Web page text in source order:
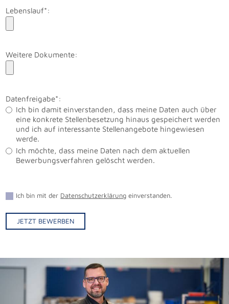
Lebenslauf*:
Weitere Dokumente:
Datenfreigabe*:
Ich bin damit einverstanden, dass meine Daten auch über
eine konkrete Stellenbesetzung hinaus gespeichert werden
und ich auf interessante Stellenangebote hingewiesen
werde.
Ich möchte, dass meine Daten nach dem aktuellen
Bewerbungsverfahren gelöscht werden.
Ich bin mit der Datenschutzerklärung einverstanden.
JETZT BEWERBEN